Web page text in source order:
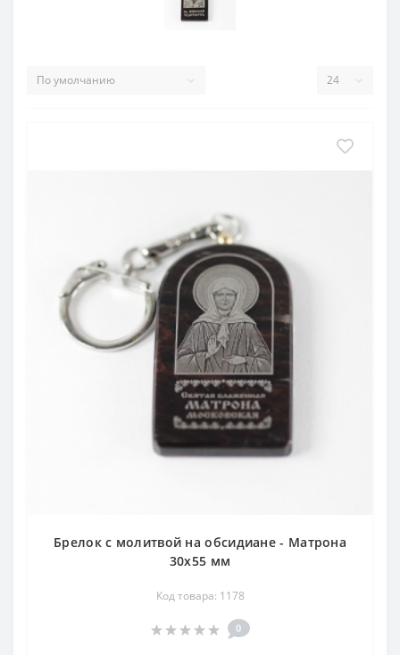
Брелок с молитвой на обсидиане - Матрона
30х55 мм
Код товара: 1178
0